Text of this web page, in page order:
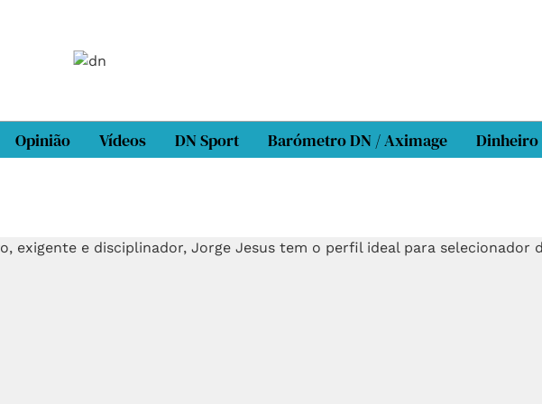
Opinião Vídeos DN Sport Barómetro DN / Aximage Dinheiro